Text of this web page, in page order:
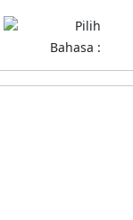
Pilih
Bahasa :